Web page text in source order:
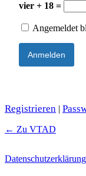
vier + 18 =
Angemeldet
Registrieren |
← Zu VTAD
Datenschutzerklärung